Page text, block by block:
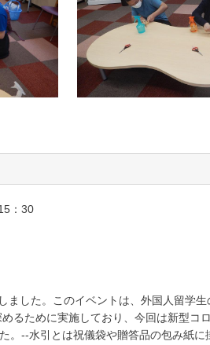
：30
ました。このイベントは、外国人留学
るために実施しており、今回は新型コ
。--水引とは祝儀袋や贈答品の包み紙に